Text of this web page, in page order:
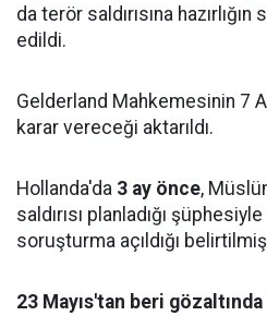
da terör saldırısına
edildi.
Gelderland Mahkemesinin 7
karar vereceği aktarıldı.
Hollanda'da 3 ay önce,
saldırısı planladığı
soruşturma açıldığı
23 Mayıs'tan beri gözaltında